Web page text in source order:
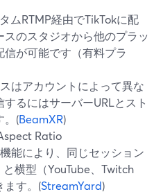
ムRTMP経由でTikTokに配
のスタジオから他のプラッ
信が可能です（有料プラ
はアカウントによって異な
るにはサーバーURLとスト
。(BeamXR)
Ratio
能により、同じセッション
横型（YouTube、Twitch
ます。(StreamYard)